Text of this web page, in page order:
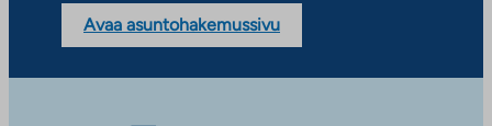
Avaa asuntohakemussivu